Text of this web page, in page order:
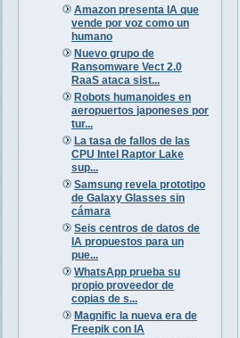
Amazon presenta IA que
vende por voz como un
humano
Nuevo grupo de
Ransomware Vect 2.0
RaaS ataca sist...
Robots humanoides en
aeropuertos japoneses por
tur...
La tasa de fallos de las
CPU Intel Raptor Lake
sup...
Samsung revela prototipo
de Galaxy Glasses sin
cámara
Seis centros de datos de
IA propuestos para un
pue...
WhatsApp prueba su
propio proveedor de
copias de s...
Magnific la nueva era de
Freepik con IA